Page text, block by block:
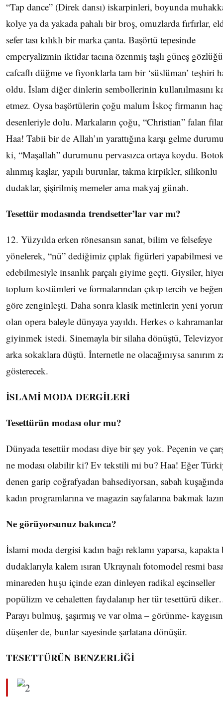
“Tap dance” (Direk dansı) iskarpinleri, boyunda
kolye ya da yakada pahalı bir broş, omuzlarda fırfırlar,
sefer tası kılıklı bir marka çanta. Başörtü tepesinde
emperyalizmin iktidar tacına özenmiş taşlı güneş
cafcaflı düğme ve fiyonklarla tam bir ‘süslüman’ teşhiri
oldu. İslam diğer dinlerin sembollerinin kullanılmasını
etmez. Oysa başörtülerin çoğu malum İskoç firmanın
desenleriyle dolu. Markaların çoğu, “Christian” falan
Haa! Tabii bir de Allah’ın yarattığına karşı gelme
ki, “Maşallah” durumunu pervasızca ortaya koydu.
alınmış kaşlar, yapılı burunlar, takma kirpikler, silikonlu
dudaklar, şişirilmiş memeler ama makyaj günah.
Tesettür modasında trendsetter’lar var mı?
12. Yüzyılda erken rönesansın sanat, bilim ve felsefeye
yönelerek, “nü” dediğimiz çıplak figürleri yapabilmesi
edebilmesiyle insanlık parçalı giyime geçti. Giysiler,
toplum kostümleri ve formalarından çıkıp tercih ve
göre zenginleşti. Daha sonra klasik metinlerin yeni
olan opera baleyle dünyaya yayıldı. Herkes o
giyinmek istedi. Sinemayla bir silaha dönüştü,
arka sokaklara düştü. İnternetle ne olacağınıysa sanırım
gösterecek.
İSLAMİ MODA DERGİLERİ
Tesettürün modası olur mu?
Dünyada tesettür modası diye bir şey yok. Peçenin ve
ne modası olabilir ki? Ev tekstili mi bu? Haa! Eğer
denen garip coğrafyadan bahsediyorsan, sabah
kadın programlarına ve magazin sayfalarına bakmak
Ne görüyorsunuz bakınca?
İslami moda dergisi kadın bağı reklamı yaparsa, kapakta
dudaklarıyla kalem ısıran Ukraynalı fotomodel resmi
minareden huşu içinde ezan dinleyen radikal eşcinseller
popülizm ve cehaletten faydalanıp her tür tesettürü
Parayı bulmuş, şaşırmış ve var olma – görünme-
düşenler de, bunlar sayesinde şarlatana dönüşür.
TESETTÜRÜN BENZERLİĞİ